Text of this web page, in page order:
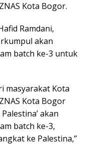
Kota Bogor.
Ramdani,
akan
batch ke-3 untuk
masyarakat Kota
Kota Bogor
akan
batch ke-3,
ke Palestina,”